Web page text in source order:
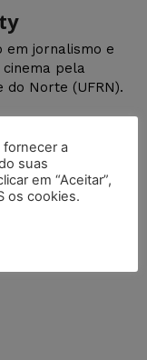
em jornalismo e
pela
do Norte (UFRN).
Disqus Comments
fornecer a
suas
em “Aceitar”,
os cookies.